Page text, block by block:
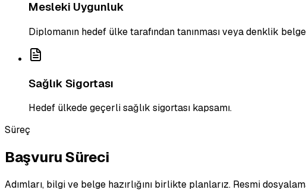
Mesleki Uygunluk
Diplomanın hedef ülke tarafından tanınması veya denklik
Sağlık Sigortası
Hedef ülkede geçerli sağlık sigortası kapsamı.
Süreç
Başvuru Süreci
Adımları, bilgi ve belge hazırlığını birlikte planlarız. Resmi